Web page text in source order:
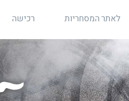
לאתר המסחריות רכישה